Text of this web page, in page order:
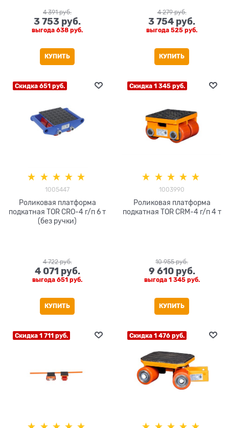
4 391 руб.
3 753 руб.
выгода 638 руб.
КУПИТЬ
4 279 руб.
3 754 руб.
выгода 525 руб.
КУПИТЬ
Скидка 651 руб.
1005447
Роликовая платформа
подкатная TOR CRO-4 г/п 6 т
(без ручки)
4 722 руб.
4 071 руб.
выгода 651 руб.
КУПИТЬ
Скидка 1 345 руб.
1003990
Роликовая платформа
подкатная TOR CRM-4 г/п 4 т
10 955 руб.
9 610 руб.
выгода 1 345 руб.
КУПИТЬ
Скидка 1 711 руб. Скидка 1 476 руб.